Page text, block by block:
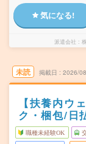
気になる!
派遣会社
未読 掲載日 2026/
【扶養内ウ
ク・梱包/日
職種未経験OK